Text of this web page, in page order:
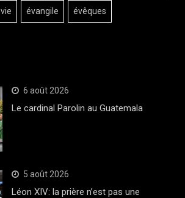
vie évangile évêques
6 août 2026
Le cardinal Parolin au Guatemala
5 août 2026
Léon XIV: la prière n’est pas une